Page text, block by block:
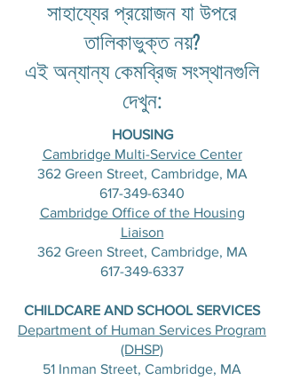
সাহায্যের প্রয়োজন যা উপরে
তালিকাভুক্ত নয়?
এই অন্যান্য কেমব্রিজ সংস্থানগুলি
দেখুন:
HOUSING
Cambridge Multi-Service Center
362 Green Street, Cambridge, MA
617-349-6340
Cambridge Office of the Housing
Liaison
362 Green Street, Cambridge, MA
617-349-6337
CHILDCARE AND SCHOOL SERVICES
Department of Human Services Program
(DHSP)
51 Inman Street, Cambridge, MA